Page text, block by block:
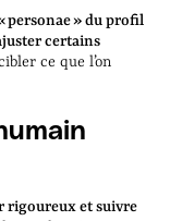
personae » du profil
certains
ce que l’on
rigoureux et suivre